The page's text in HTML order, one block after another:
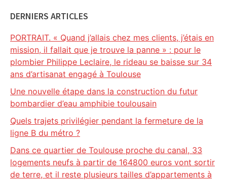
DERNIERS ARTICLES
PORTRAIT. « Quand j’allais chez mes clients, j’étais en
mission, il fallait que je trouve la panne » : pour le
plombier Philippe Leclaire, le rideau se baisse sur 34
ans d’artisanat engagé à Toulouse
Une nouvelle étape dans la construction du futur
bombardier d’eau amphibie toulousain
Quels trajets privilégier pendant la fermeture de la
ligne B du métro ?
Dans ce quartier de Toulouse proche du canal, 33
logements neufs à partir de 164800 euros vont sortir
de terre, et il reste plusieurs tailles d’appartements à